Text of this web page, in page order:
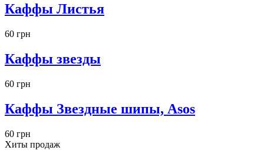
Каффы Листья
60 грн
Каффы звезды
60 грн
Каффы Звездные шипы, Asos
60 грн
Хиты продаж